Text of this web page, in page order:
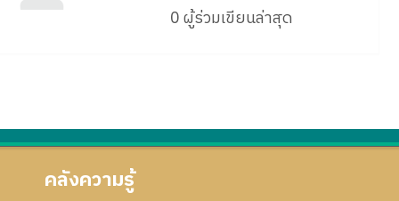
0 ผู้ร่วมเขียนล่าสุด
คลังความรู้